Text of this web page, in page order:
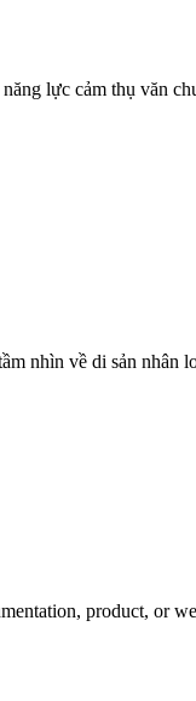
lực cảm thụ văn
nhìn về di sản nhân
product, or